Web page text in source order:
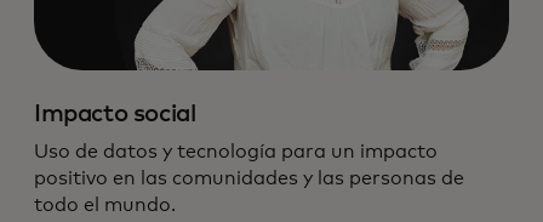
Impacto social
Uso de datos y tecnología para un impacto
positivo en las comunidades y las personas de
todo el mundo.